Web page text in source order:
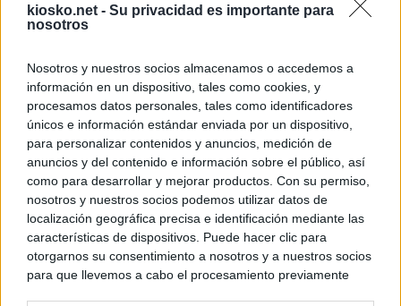
kiosko.net - Su privacidad es importante para
nosotros
Nosotros y nuestros socios almacenamos o accedemos a
información en un dispositivo, tales como cookies, y
procesamos datos personales, tales como identificadores
únicos e información estándar enviada por un dispositivo,
para personalizar contenidos y anuncios, medición de
anuncios y del contenido e información sobre el público, así
como para desarrollar y mejorar productos. Con su permiso,
nosotros y nuestros socios podemos utilizar datos de
localización geográfica precisa e identificación mediante las
características de dispositivos. Puede hacer clic para
otorgarnos su consentimiento a nosotros y a nuestros socios
para que llevemos a cabo el procesamiento previamente